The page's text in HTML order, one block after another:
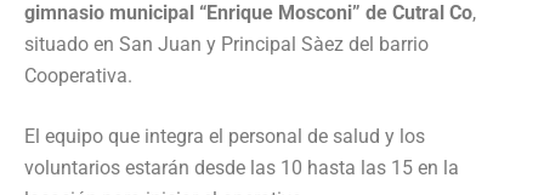
gimnasio municipal “Enrique Mosconi” de Cutral Co,
situado en San Juan y Principal Sàez del barrio
Cooperativa.
El equipo que integra el personal de salud y los
voluntarios estarán desde las 10 hasta las 15 en la